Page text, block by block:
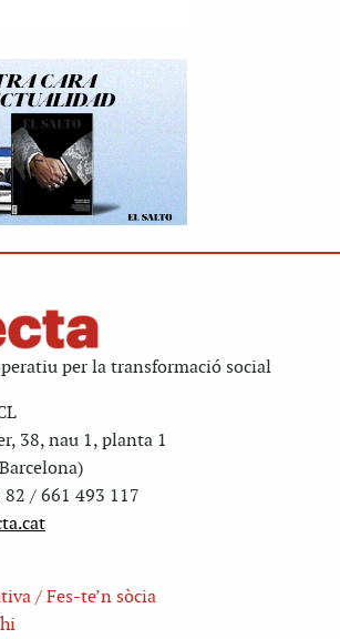
per la transformació social
38, nau 1, planta 1
82 / 661 493 117
/ Fes-te’n sòcia